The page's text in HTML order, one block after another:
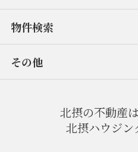
物件検索
その他
北摂の不動産
北摂ハウジン